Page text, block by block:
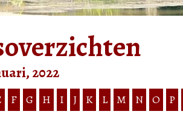
2022
F G H I J K L M N O P